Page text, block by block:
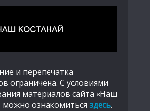
и перепечатка
ограничена. С условиями
материалов сайта «Наш
можно ознакомиться здесь.